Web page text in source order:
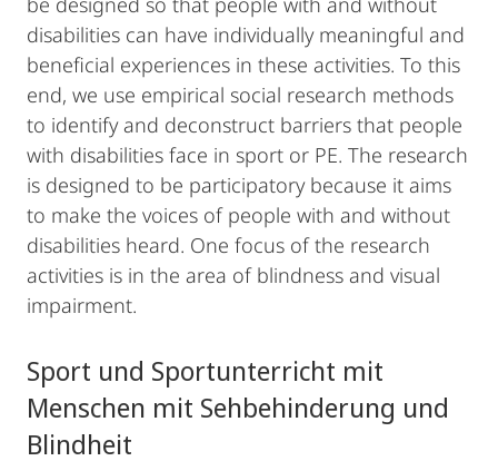
disabilities can have individually meaningful and
beneficial experiences in these activities. To this
end, we use empirical social research methods
to identify and deconstruct barriers that people
with disabilities face in sport or PE. The research
is designed to be participatory because it aims
to make the voices of people with and without
disabilities heard. One focus of the research
activities is in the area of blindness and visual
impairment.
Sport und Sportunterricht mit
Menschen mit Sehbehinderung und
Blindheit